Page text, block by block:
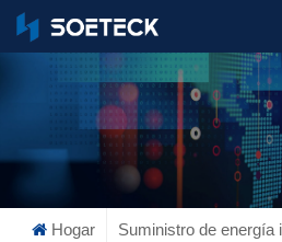
What Are You
Hogar Suministro de energía